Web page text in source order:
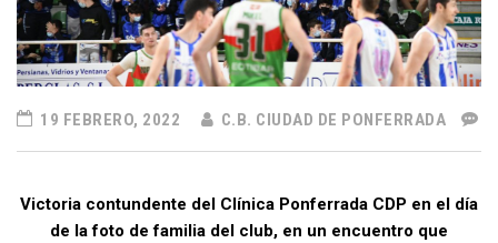
19 FEBRERO, 2022 C.B. CIUDAD DE PONFERRADA
Victoria contundente del Clínica Ponferrada CDP en el día
de la foto de familia del club, en un encuentro que